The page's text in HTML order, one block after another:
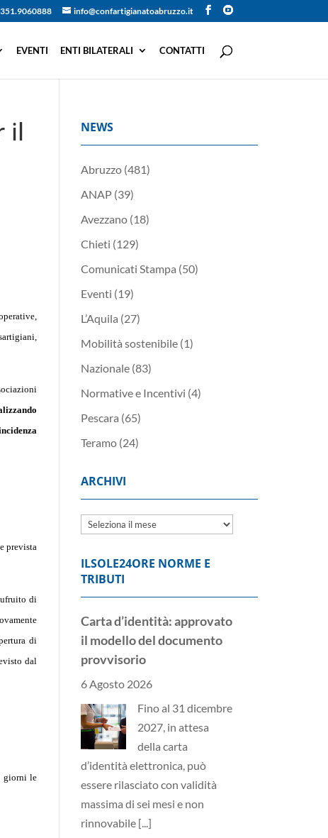
351.9060888 info@confartigianatoabruzzo.it
EVENTI ENTI BILATERALI CONTATTI
il
prevista
di
di
dal
giorni le
NEWS
Abruzzo(481)
ANAP(39)
Avezzano(18)
Chieti (129)
Comunicati Stampa (50)
Eventi (19)
L’Aquila (27)
Mobilità sostenibile(1)
Nazionale(83)
Normative e Incentivi (4)
Pescara (65)
Teramo(24)
ARCHIVI
Archivi
ILSOLE24ORE NORME E
TRIBUTI
Carta d’identità: approvato
il modello del documento
provvisorio
6 Agosto 2026
Fino al 31 dicembre
2027, in attesa
della carta
d’identità elettronica, può
essere rilasciato con validità
massima di sei mesi e non
rinnovabile [...]